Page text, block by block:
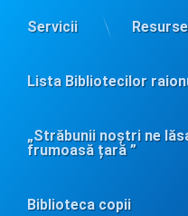
Servicii Resurse
Lista Bibliotecilor
„Străbunii noștri ne
frumoasă țară ”
Biblioteca copii